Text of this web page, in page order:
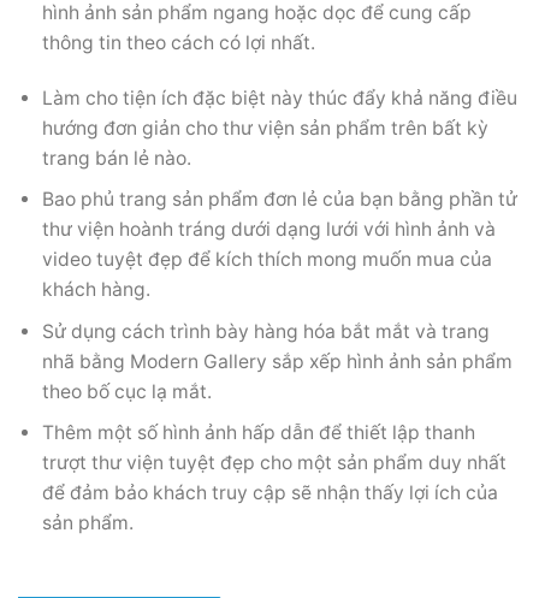
hình ảnh sản phẩm ngang hoặc dọc để cung cấp
thông tin theo cách có lợi nhất.
Làm cho tiện ích đặc biệt này thúc đẩy khả năng điều
hướng đơn giản cho thư viện sản phẩm trên bất kỳ
trang bán lẻ nào.
Bao phủ trang sản phẩm đơn lẻ của bạn bằng phần tử
thư viện hoành tráng dưới dạng lưới với hình ảnh và
video tuyệt đẹp để kích thích mong muốn mua của
khách hàng.
Sử dụng cách trình bày hàng hóa bắt mắt và trang
nhã bằng Modern Gallery sắp xếp hình ảnh sản phẩm
theo bố cục lạ mắt.
Thêm một số hình ảnh hấp dẫn để thiết lập thanh
trượt thư viện tuyệt đẹp cho một sản phẩm duy nhất
để đảm bảo khách truy cập sẽ nhận thấy lợi ích của
sản phẩm.